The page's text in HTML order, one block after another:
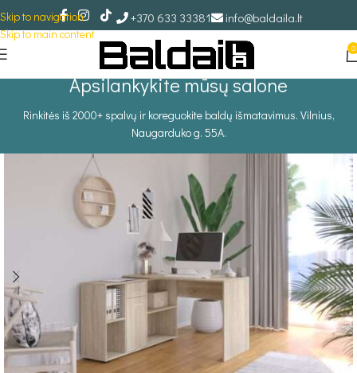
Skip to navigation
Skip to main content
+370 633 33381 info@baldaila.lt
0
Apsilankykite mūsų salone
Rinkitės iš 2000+ spalvų ir koreguokite baldų išmatavimus. Vilnius,
Naugarduko g. 55A.